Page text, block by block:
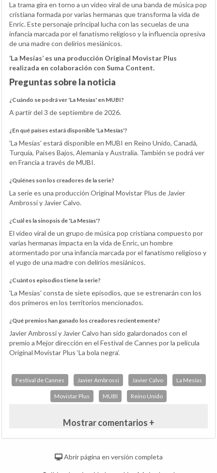
La trama gira en torno a un vídeo viral de una banda de música pop
cristiana formada por varias hermanas que transforma la vida de
Enric. Este personaje principal lucha con las secuelas de una
infancia marcada por el fanatismo religioso y la influencia opresiva
de una madre con delirios mesiánicos.
‘La Mesías’ es una producción Original Movistar Plus
realizada en colaboración con Suma Content.
Preguntas sobre la noticia
¿Cuándo se podrá ver 'La Mesías' en MUBI?
A partir del 3 de septiembre de 2026.
¿En qué países estará disponible 'La Mesías'?
'La Mesías' estará disponible en MUBI en Reino Unido, Canadá,
Turquía, Países Bajos, Alemania y Australia. También se podrá ver
en Francia a través de MUBI.
¿Quiénes son los creadores de la serie?
La serie es una producción Original Movistar Plus de Javier
Ambrossi y Javier Calvo.
¿Cuál es la sinopsis de 'La Mesías'?
El vídeo viral de un grupo de música pop cristiana compuesto por
varias hermanas impacta en la vida de Enric, un hombre
atormentado por una infancia marcada por el fanatismo religioso y
el yugo de una madre con delirios mesiánicos.
¿Cuántos episodios tiene la serie?
'La Mesías' consta de siete episodios, que se estrenarán con los
dos primeros en los territorios mencionados.
¿Qué premios han ganado los creadores recientemente?
Javier Ambrossi y Javier Calvo han sido galardonados con el
premio a Mejor dirección en el Festival de Cannes por la película
Original Movistar Plus ‘La bola negra’.
Festival de Cannes Javier Ambrossi Javier Calvo La Mesías
Movistar Plus MUBI Reino Unido
Mostrar comentarios +
Abrir página en versión completa